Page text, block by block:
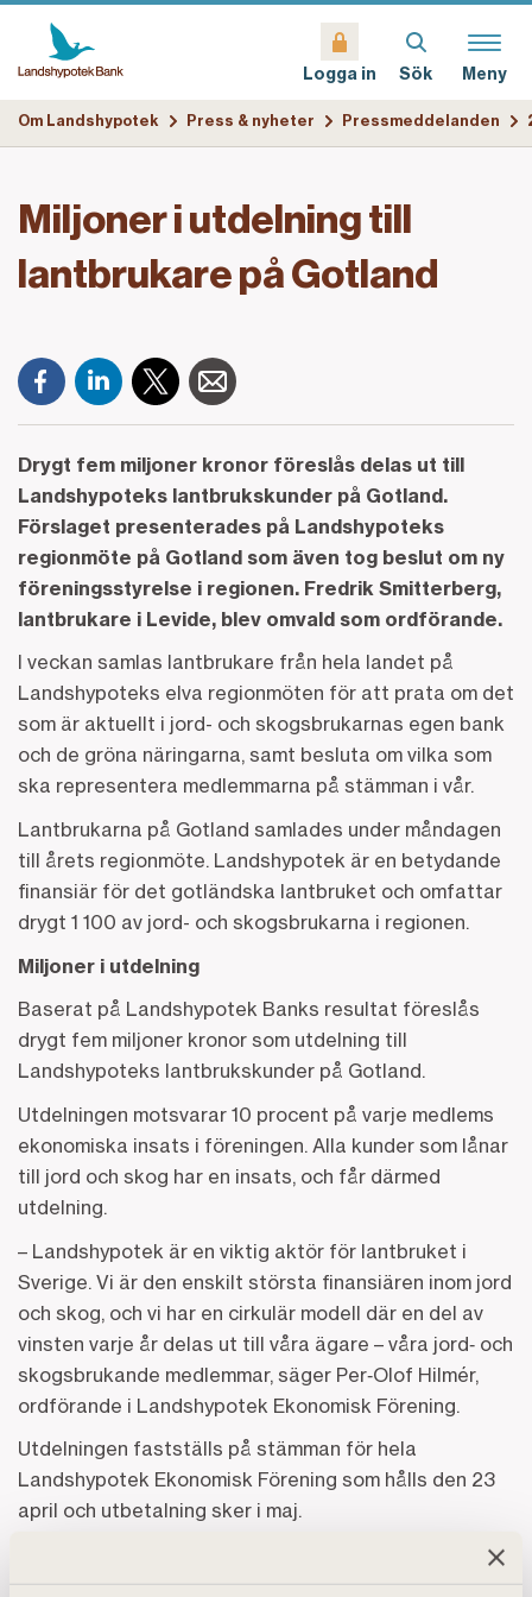
Logga in Sök Meny
Om Landshypotek Press & nyheter Pressmeddelanden
Miljoner i utdelning till
lantbrukare på Gotland
Drygt fem miljoner kronor föreslås delas ut till
Landshypoteks lantbrukskunder på Gotland.
Förslaget presenterades på Landshypoteks
regionmöte på Gotland som även tog beslut om ny
föreningsstyrelse i regionen. Fredrik Smitterberg,
lantbrukare i Levide, blev omvald som ordförande.
I veckan samlas lantbrukare från hela landet på
Landshypoteks elva regionmöten för att prata om det
som är aktuellt i jord- och skogsbrukarnas egen bank
och de gröna näringarna, samt besluta om vilka som
ska representera medlemmarna på stämman i vår.
Lantbrukarna på Gotland samlades under måndagen
till årets regionmöte. Landshypotek är en betydande
finansiär för det gotländska lantbruket och omfattar
drygt 1 100 av jord- och skogsbrukarna i regionen.
Miljoner i utdelning
Baserat på Landshypotek Banks resultat föreslås
drygt fem miljoner kronor som utdelning till
Landshypoteks lantbrukskunder på Gotland.
Utdelningen motsvarar 10 procent på varje medlems
ekonomiska insats i föreningen. Alla kunder som lånar
till jord och skog har en insats, och får därmed
utdelning.
– Landshypotek är en viktig aktör för lantbruket i
Sverige. Vi är den enskilt största finansiären inom jord
och skog, och vi har en cirkulär modell där en del av
vinsten varje år delas ut till våra ägare – våra jord‑ och
skogsbrukande medlemmar, säger Per‑Olof Hilmér,
ordförande i Landshypotek Ekonomisk Förening.
Utdelningen fastställs på stämman för hela
Landshypotek Ekonomisk Förening som hålls den 23
april och utbetalning sker i maj.